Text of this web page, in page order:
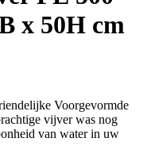
x 50H cm
Voorgevormde
vijver was nog
van water in uw